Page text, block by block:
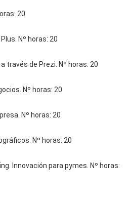
20
Nº horas: 20
través de Prezi. Nº horas: 20
Nº horas: 20
Nº horas: 20
Nº horas: 20
Innovación para pymes. Nº horas: